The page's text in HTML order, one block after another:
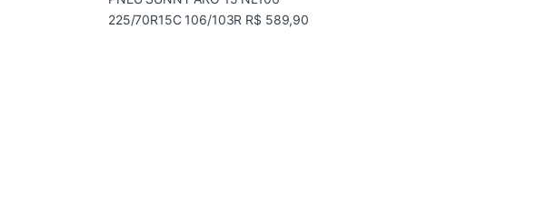
225/70R15C 106/103R R$ 589,90